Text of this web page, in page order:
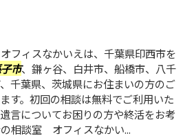
フィスなかいえは、千葉県印西市を
市、鎌ヶ谷、白井市、船橋市、八千
千葉県、茨城県にお住まいの方のご
す。初回の相談は無料でご利用いた
言についてお困りの方や終活をお考
相談室 オフィスなかい...